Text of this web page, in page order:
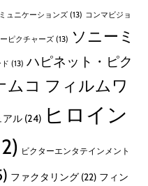
ュニケーションズ (13) コンマビジョ
ピクチャーズ (13) ソニーミ
(13) ハピネット・ピク
ムコ フィルムワ
アル (24) ヒロイン
ビクターエンタテインメント
ファクタリング (22) フィン